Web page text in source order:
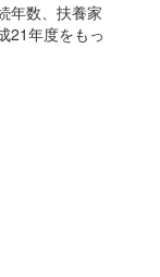
年数、扶養家
21年度をもっ